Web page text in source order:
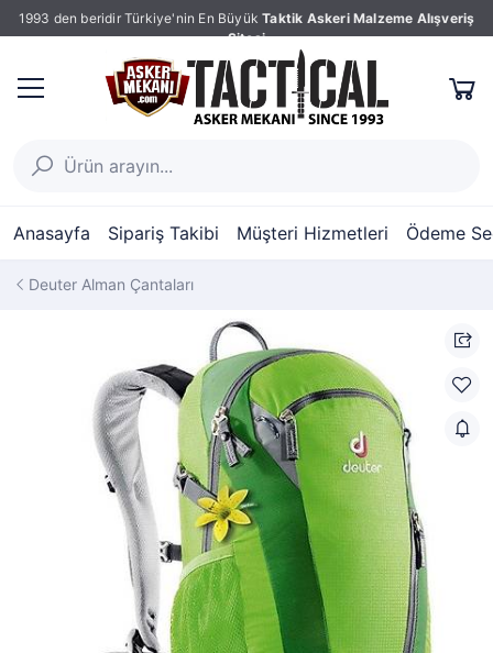
1993 den beridir Türkiye'nin En Büyük Taktik Askeri Malzeme Alışveriş
Sitesi
Anasayfa Sipariş Takibi Müşteri Hizmetleri Ödeme
Deuter Alman Çantaları